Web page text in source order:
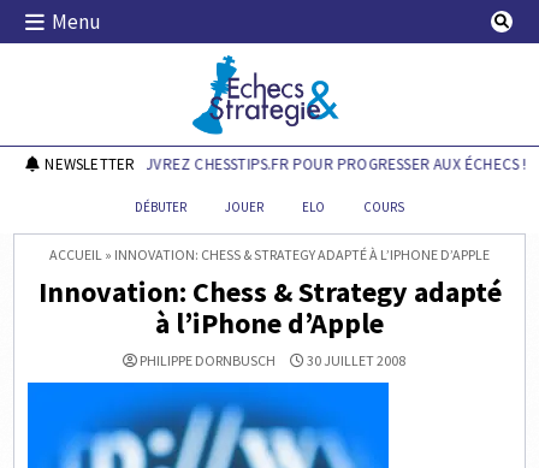
Skip
Menu
Echecs & Stratégie
NEWSLETTERDÉCOUVREZ CHESSTIPS.FR POUR PROGRESSER AUX ÉCHECS !
DÉBUTER JOUER ELO COURS
ACCUEIL » INNOVATION: CHESS & STRATEGY ADAPTÉ À L’IPHONE D’APPLE
Innovation: Chess & Strategy adapté
à l’iPhone d’Apple
PHILIPPE DORNBUSCH 30 JUILLET 2008